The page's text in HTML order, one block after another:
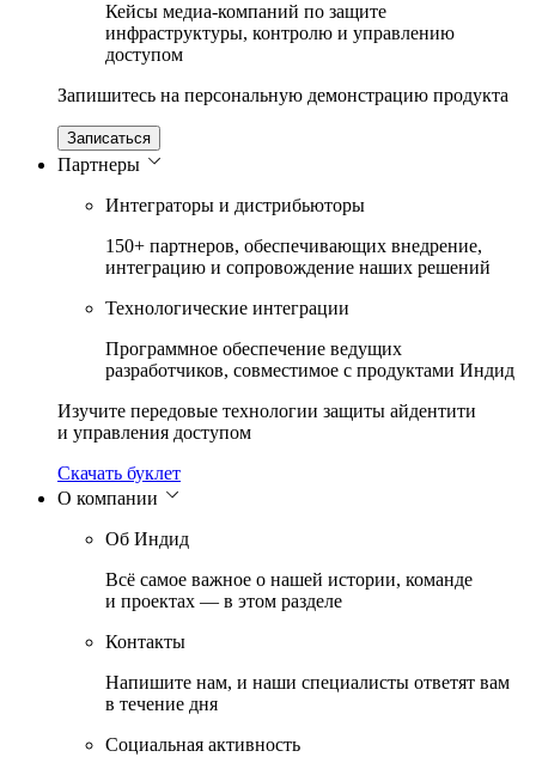
Кейсы медиа-компаний по защите
инфраструктуры, контролю и управлению
доступом
Запишитесь на персональную демонстрацию продукта
Записаться
Партнеры
Интеграторы и дистрибьюторы
150+ партнеров, обеспечивающих внедрение,
интеграцию и сопровождение наших решений
Технологические интеграции
Программное обеспечение ведущих
разработчиков, совместимое с продуктами Индид
Изучите передовые технологии защиты айдентити
и управления доступом
Скачать буклет
О компании
Об Индид
Всё самое важное о нашей истории, команде
и проектах — в этом разделе
Контакты
Напишите нам, и наши специалисты ответят вам
в течение дня
Социальная активность